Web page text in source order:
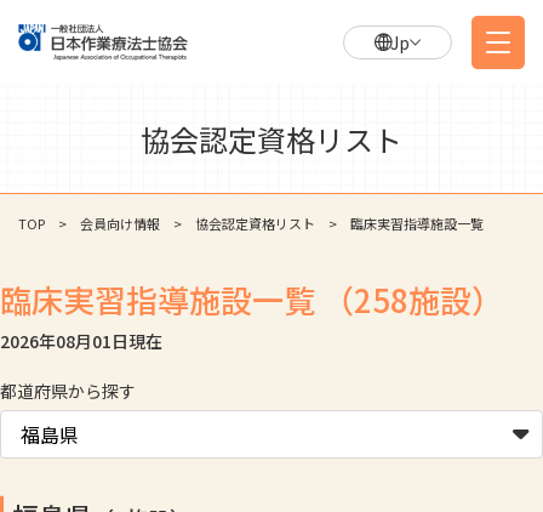
Jp
協会認定資格リスト
TOP 会員向け情報 協会認定資格リスト 臨床実習指導施設一覧
臨床実習指導施設一覧 （258施設）
2026年08月01日現在
都道府県から探す